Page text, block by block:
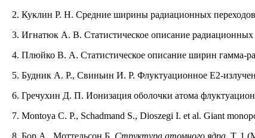
2. Куклин Р. Н. Средние ширины радиационных
3. Игнатюк A. В. Статистическое описание
4. Плюйко В. A. Статистическое описание ширин гамма-
5. Будник A. P., Свиньин И. Р. Флуктуационное Е2-
6. Гречухин Д. П. Ионизация оболочки атома
7. Montoya C. P., Schadmand S., Dioszegi I. et al. Giant
8. Бор A., Моттельсон Б. Структура атомного ядра . Т. 1